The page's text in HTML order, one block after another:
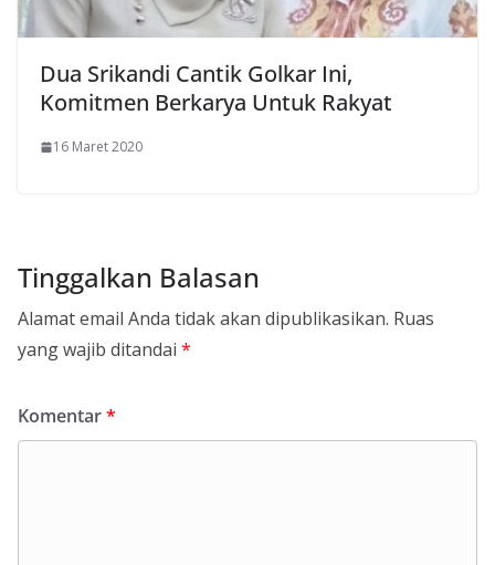
Dua Srikandi Cantik Golkar Ini,
Komitmen Berkarya Untuk Rakyat
16 Maret 2020
Tinggalkan Balasan
Alamat email Anda tidak akan dipublikasikan. Ruas
yang wajib ditandai *
Komentar*